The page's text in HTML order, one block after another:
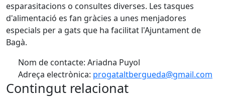
esparasitacions o consultes diverses. Les tasques
d'alimentació es fan gràcies a unes menjadores
especials per a gats que ha facilitat l'Ajuntament de
Bagà.
Nom de contacte: Ariadna Puyol
Adreça electrònica: progataltbergueda@gmail.com
Contingut relacionat